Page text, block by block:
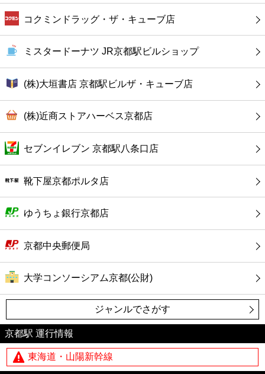
公共
病院
ホテル
コクミンドラッグ・ザ・キューブ店
ミスタードーナツ JR京都駅ビルショップ
(株)大垣書店 京都駅ビルザ・キューブ店
(株)近商ストアハーベス京都店
セブンイレブン 京都駅八条口店
靴下屋京都ポルタ店
ゆうちょ銀行京都店
京都中央郵便局
大学コンソーシアム京都(公財)
ジャンルでさがす
京都駅 運行情報
東海道・山陽新幹線